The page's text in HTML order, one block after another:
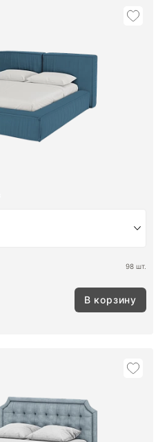
98 шт.
В корзину